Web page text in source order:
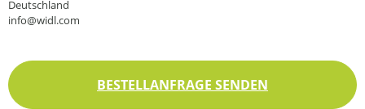
Deutschland
info@widl.com
BESTELLANFRAGE SENDEN